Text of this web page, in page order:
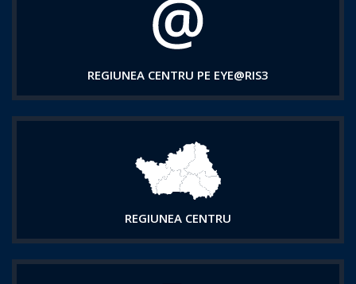
REGIUNEA CENTRU PE EYE@RIS3
REGIUNEA CENTRU